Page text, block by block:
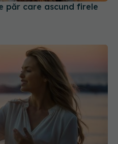
păr care ascund firele